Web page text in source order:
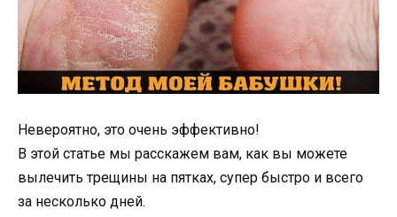
Невероятно, это очень эффективно!
В этой статье мы расскажем вам, как вы можете
вылечить трещины на пятках, супер быстро и всего
за несколько дней.